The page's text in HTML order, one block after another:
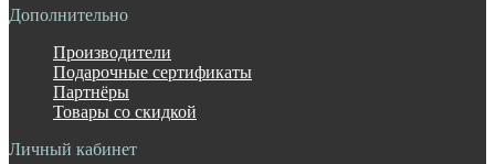
Дополнительно
Производители
Подарочные сертификаты
Партнёры
Товары со скидкой
Личный кабинет